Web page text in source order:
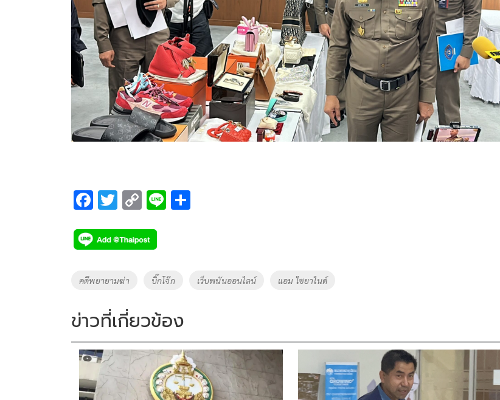
F
e
b
o
k
T
tt
er
C
p
y
Li
k
Li
Tags
คดีพยายามฆ่า บิ๊กโจ๊ก เว็บพนันออนไลน์ แอม ไซยาไนด์
ข่าวที่เกี่ยวข้อง